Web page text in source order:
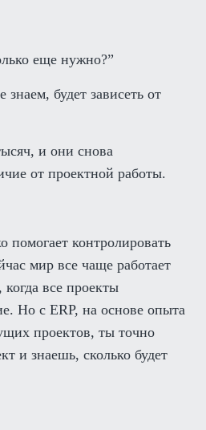
еще нужно?”
будет зависеть от
и они снова
от проектной работы.
помогает контролировать
мир все чаще работает
все проекты
Но с ERP, на основе опыта
проектов, ты точно
и знаешь, сколько будет